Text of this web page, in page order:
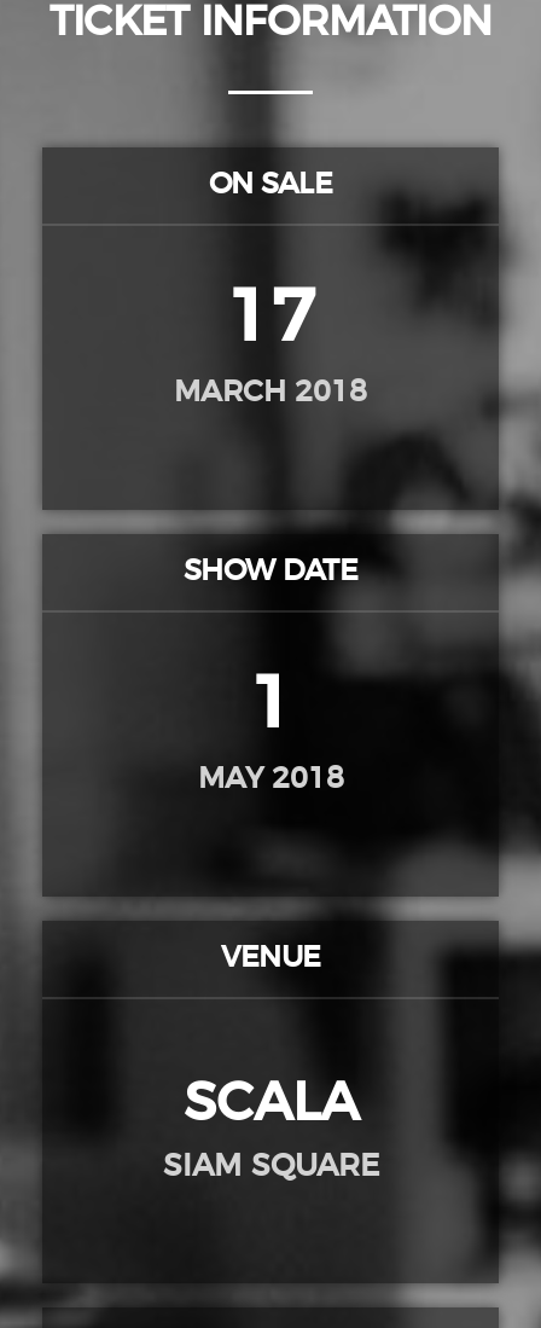
TICKET INFORMATION
ON SALE
17
MARCH 2018
SHOW DATE
1
MAY 2018
VENUE
SCALA
SIAM SQUARE